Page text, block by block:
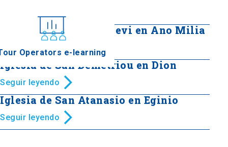
Operators e-learning
Iglesia de San Paraskevi en Ano Milia
Seguir leyendo
Iglesia de San Demetriou en Dion
Seguir leyendo
Iglesia de San Atanasio en Eginio
Seguir leyendo